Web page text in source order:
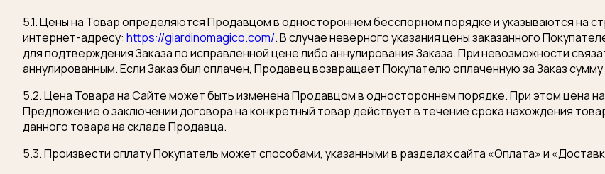
5.1. Цены на Товар определяются Продавцом в одностороннем бесспорном порядке и указываются на
интернет-адресу: https://giardinomagico.com/. В случае неверного указания цены заказанного
для подтверждения Заказа по исправленной цене либо аннулирования Заказа. При невозможности
аннулированным. Если Заказ был оплачен, Продавец возвращает Покупателю оплаченную за Заказ
5.2. Цена Товара на Сайте может быть изменена Продавцом в одностороннем порядке. При этом цена
Предложение о заключении договора на конкретный товар действует в течение срока нахождения
данного товара на складе Продавца.
5.3. Произвести оплату Покупатель может способами, указанными в разделах сайта «Оплата» и